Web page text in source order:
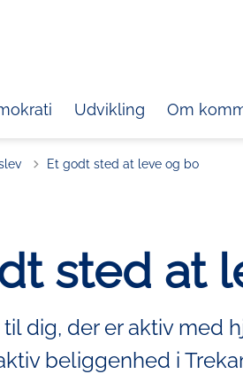
Udvikling Om
Et godt sted at leve og bo
sted at
dig, der er aktiv med
beliggenhed i